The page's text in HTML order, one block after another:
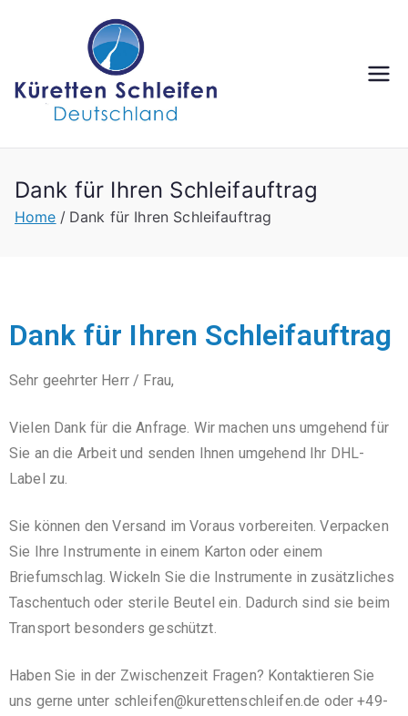
Dank für Ihren Schleifauftrag
Home Dank für Ihren Schleifauftrag
Dank für Ihren Schleifauftrag
Sehr geehrter Herr / Frau,
Vielen Dank für die Anfrage. Wir machen uns umgehend für
Sie an die Arbeit und senden Ihnen umgehend Ihr DHL-
Label zu.
Sie können den Versand im Voraus vorbereiten. Verpacken
Sie Ihre Instrumente in einem Karton oder einem
Briefumschlag. Wickeln Sie die Instrumente in zusätzliches
Taschentuch oder sterile Beutel ein. Dadurch sind sie beim
Transport besonders geschützt.
Haben Sie in der Zwischenzeit Fragen? Kontaktieren Sie
uns gerne unter schleifen@kurettenschleifen.de oder +49-